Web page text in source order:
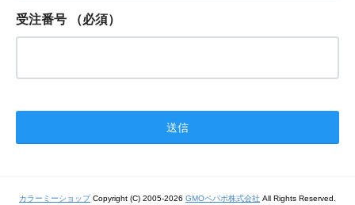
受注番号 （必須）
カラーミーショップCopyright (C) 2005-2026 GMOペパボ株式会社 All Rights Reserved.